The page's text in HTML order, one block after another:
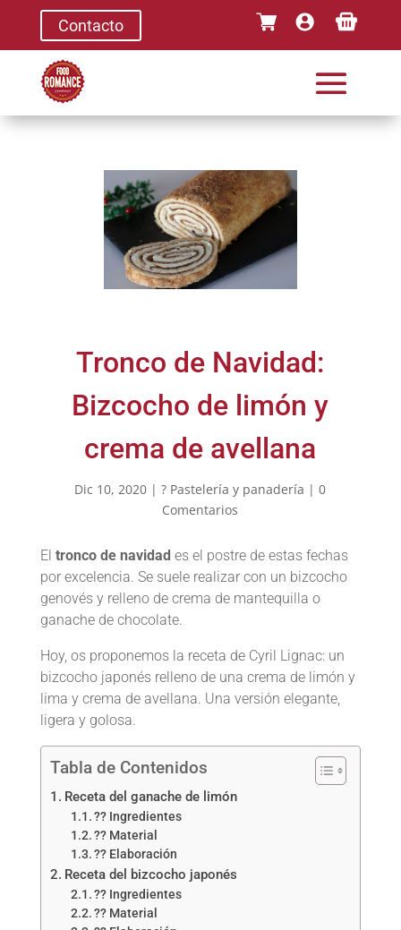
Contacto
Tronco de Navidad:
Bizcocho de limón y
crema de avellana
Dic 10, 2020 |? Pastelería y panadería |0
Comentarios
El tronco de navidad es el postre de estas fechas
por excelencia. Se suele realizar con un bizcocho
genovés y relleno de crema de mantequilla o
ganache de chocolate.
Hoy, os proponemos la receta de Cyril Lignac: un
bizcocho japonés relleno de una crema de limón y
lima y crema de avellana. Una versión elegante,
ligera y golosa.
Tabla de Contenidos
Receta del ganache de limón
?? Ingredientes
?? Material
?? Elaboración
Receta del bizcocho japonés
?? Ingredientes
?? Material